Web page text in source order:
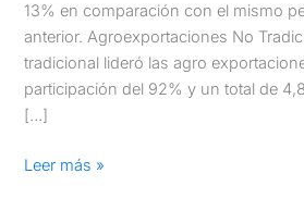
13% en comparación con el mismo
anterior. Agroexportaciones No
tradicional lideró las agro
participación del 92% y un total de
[…]
Leer más »